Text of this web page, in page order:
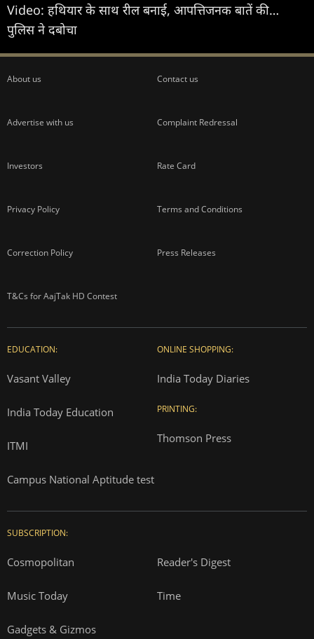
Video: हथियार के साथ रील बनाई, आपत्तिजनक बातें की…
पुलिस ने दबोचा
About us Contact us
Advertise with us Complaint Redressal
Investors Rate Card
Privacy Policy Terms and Conditions
Correction Policy Press Releases
T&Cs for AajTak HD Contest
EDUCATION:
Vasant Valley
India Today Education
ITMI
Campus National Aptitude test
ONLINE SHOPPING:
India Today Diaries
PRINTING:
Thomson Press
SUBSCRIPTION:
Cosmopolitan Reader's Digest
Music Today Time
Gadgets & Gizmos